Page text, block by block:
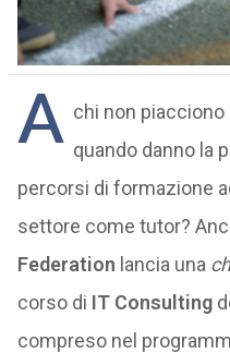
A chi non
quando danno la
percorsi di formazione
settore come tutor?
Federation lancia una
corso di IT Consulting
compreso nel